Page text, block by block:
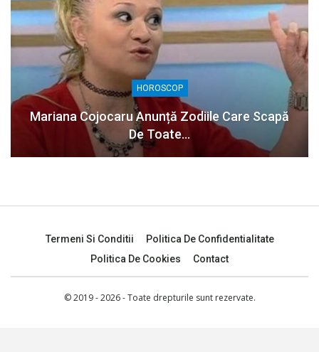
HOROSCOP
Mariana Cojocaru Anunță Zodiile Care Scapă
De Toate…
Termeni Si Conditii
Politica De Confidentialitate
Politica De Cookies
Contact
© 2019 - 2026 - Toate drepturile sunt rezervate.